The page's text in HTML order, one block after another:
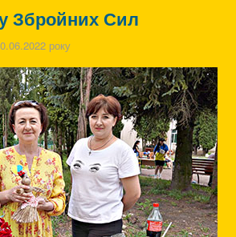
Збройних Сил
року